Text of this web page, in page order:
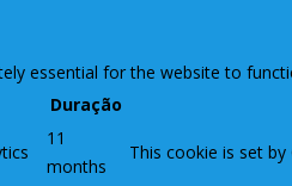
essential for the website to
Duração
11
months
This cookie is set